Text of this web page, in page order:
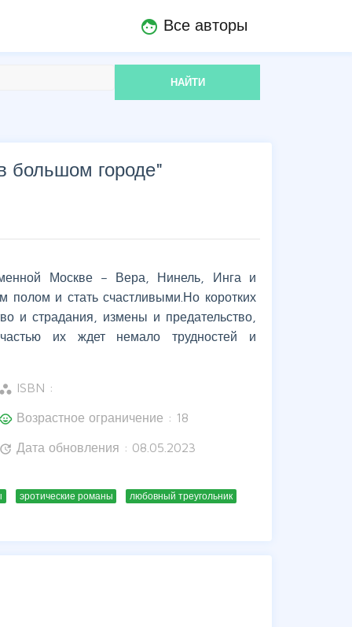
face Все авторы
НАЙТИ
большом городе"
Москве – Вера, Нинель, Инга и
и стать счастливыми.Но коротких
и страдания, измены и предательство,
их ждет немало трудностей и
workspaces ISBN :
Возрастное ограничение : 18
update Дата обновления : 08.05.2023
эротические романы любовный треугольник